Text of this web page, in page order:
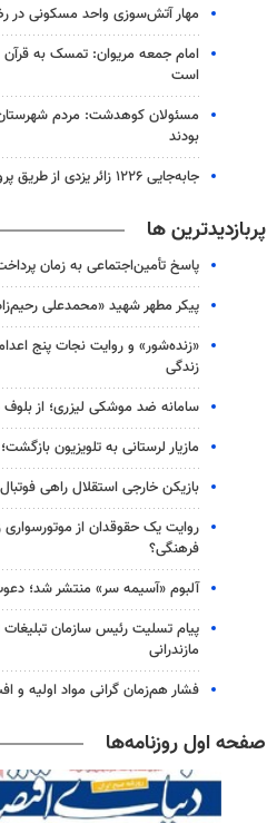
مهار آتش‌سوزی واحد مسکونی در
امام جمعه مریوان: تمسک به
است
مسئولان کوهدشت: مردم شهرستان
بودند
جابه‌جایی ۱۲۲۶ زائر یزدی از طریق پروازهای اربعین فرودگاه شهید صدوقی
پربازدیدترین ها
پاسخ تأمین‌اجتماعی به زمان
پیکر مطهر شهید «محمدعلی
«زنده‌شور» و روایت نجات پنج
زندگی
سامانه ضد موشکی لیزری؛ از
مازیار لرستانی به تلویزیون
بازیکن خارجی استقلال راهی
روایت یک حقوقدان از موتورسواری
فرهنگی؟
آلبوم «آسیمه سر» منتشر شد؛
پیام تسلیت رئیس سازمان
مازندرانی
فشار هم‌زمان گرانی مواد اولیه و
صفحه اول روزنامه‌ها